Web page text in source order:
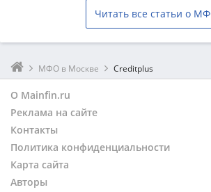
Читать все статьи о
МФО в Москве Creditplus
О Mainfin.ru
Реклама на сайте
Контакты
Политика конфиденциальности
Карта сайта
Авторы